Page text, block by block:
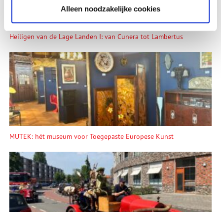
Alleen noodzakelijke cookies
Heiligen van de Lage Landen I: van Cunera tot Lambertus
MUTEK: hét museum voor Toegepaste Europese Kunst